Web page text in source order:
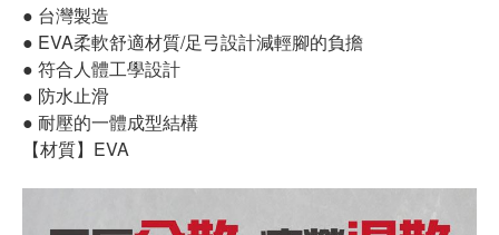
● 台灣製造
● EVA柔軟舒適材質/足弓設計減輕腳的負擔
● 符合人體工學設計
● 防水止滑
● 耐壓的一體成型結構
【材質】EVA